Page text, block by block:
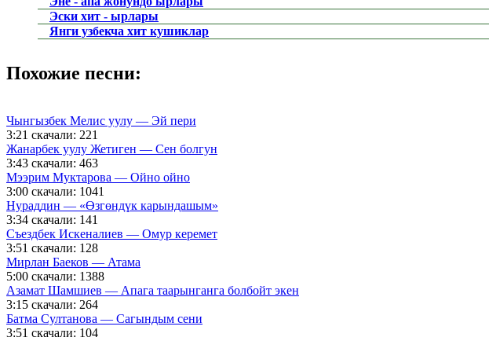
Эски хит - ырлары
Янги узбекча хит кушиклар
Похожие песни:
Чынгызбек Мелис уулу — Эй пери
3:21 скачали: 221
Жанарбек уулу Жетиген — Сен болгун
3:43 скачали: 463
Мээрим Муктарова — Ойно ойно
3:00 скачали: 1041
Нураддин — «Өзгөндүк карындашым»
3:34 скачали: 141
Съездбек Искеналиев — Омур керемет
3:51 скачали: 128
Мирлан Баеков — Атама
5:00 скачали: 1388
Азамат Шамшиев — Апага таарынганга болбойт экен
3:15 скачали: 264
Батма Султанова — Сагындым сени
3:51 скачали: 104